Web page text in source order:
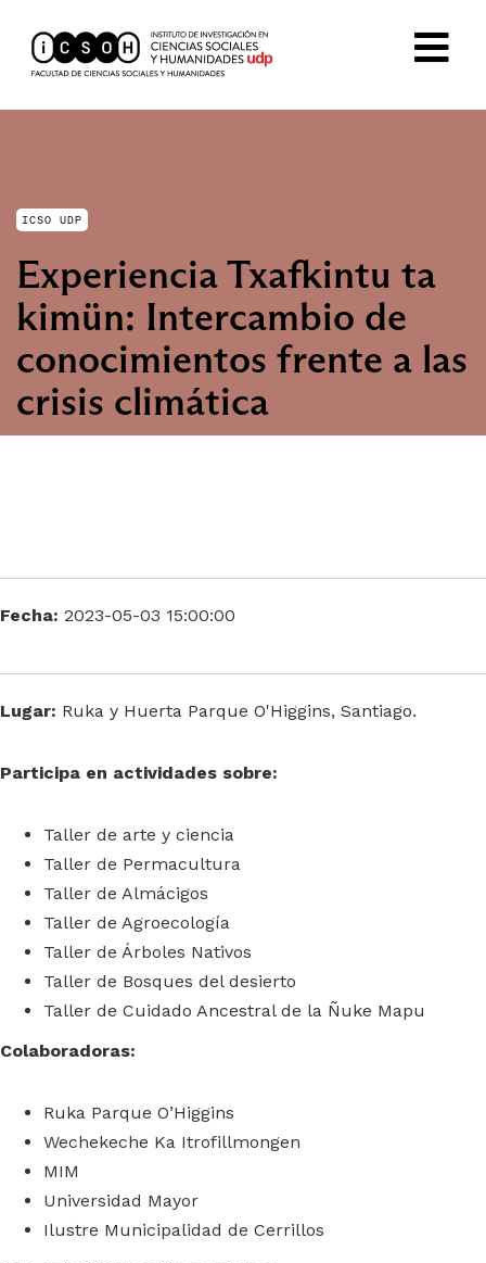
ICSO UDP
Experiencia Txafkintu ta
kimün: Intercambio de
conocimientos frente a las
crisis climática
Fecha: 2023-05-03 15:00:00
Lugar: Ruka y Huerta Parque O'Higgins, Santiago.
Participa en actividades sobre:
Taller de arte y ciencia
Taller de Permacultura
Taller de Almácigos
Taller de Agroecología
Taller de Árboles Nativos
Taller de Bosques del desierto
Taller de Cuidado Ancestral de la Ñuke Mapu
Colaboradoras:
Ruka Parque O’Higgins
Wechekeche Ka Itrofillmongen
MIM
Universidad Mayor
Ilustre Municipalidad de Cerrillos